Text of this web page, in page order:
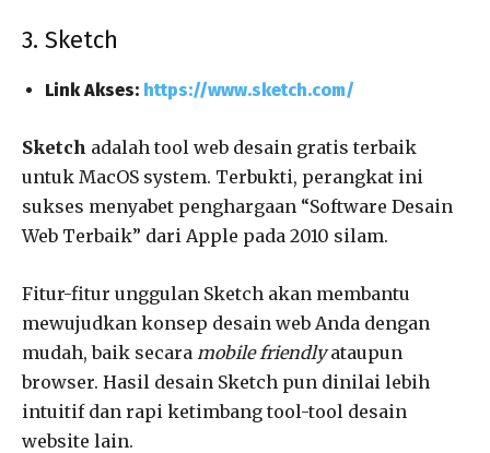
3. Sketch
Link Akses: https://www.sketch.com/
Sketch adalah tool web desain gratis terbaik
untuk MacOS system. Terbukti, perangkat ini
sukses menyabet penghargaan “Software Desain
Web Terbaik” dari Apple pada 2010 silam.
Fitur-fitur unggulan Sketch akan membantu
mewujudkan konsep desain web Anda dengan
mudah, baik secara mobile friendlyataupun
browser. Hasil desain Sketch pun dinilai lebih
intuitif dan rapi ketimbang tool-tool desain
website lain.